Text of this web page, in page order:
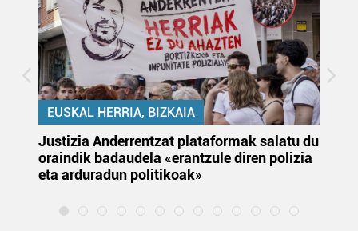
EUSKAL HERRIA, BIZKAIA
Justizia Anderrentzat plataformak salatu du
oraindik badaudela «erantzule diren polizia
eta arduradun politikoak»